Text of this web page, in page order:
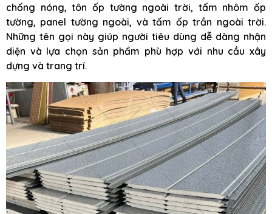
chống nóng, tôn ốp tường ngoài trời, tấm nhôm ốp
tường, panel tường ngoài, và tấm ốp trần ngoài trời.
Những tên gọi này giúp người tiêu dùng dễ dàng nhận
diện và lựa chọn sản phẩm phù hợp với nhu cầu xây
dựng và trang trí.